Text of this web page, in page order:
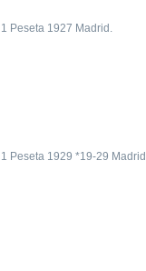
1 Peseta 1927 Madrid.
1 Peseta 1929 *19-29 Madrid.